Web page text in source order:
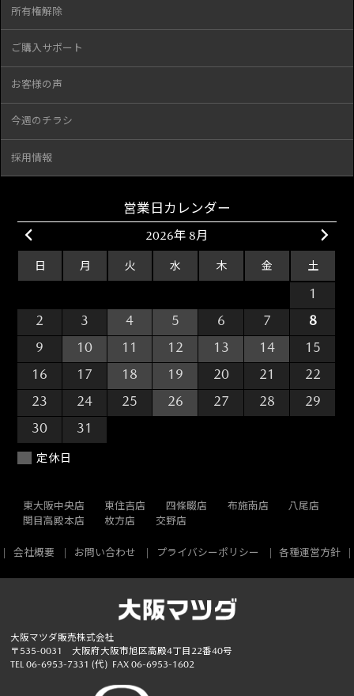
所有権解除
ご購入サポート
お客様の声
今週のチラシ
採用情報
営業日カレンダー
2026年 8月
日 月 火 水 木 金 土
1
2
3 4 5 6 7
8
9
10 11 12 13 14
15
16
17 18 19 20 21
22
23
24 25 26 27 28
29
30
31
定休日
東大阪中央店 東住吉店 四條畷店 布施南店
八尾店
関目高殿本店
枚方店 交野店
会社概要 お問い合わせ プライバシーポリシー 各種運営方針
大阪マツダ販売株式会社
〒535-0031 大阪府大阪市旭区高殿4丁目22番40号
TEL 06-6953-7331 (代) FAX 06-6953-1602